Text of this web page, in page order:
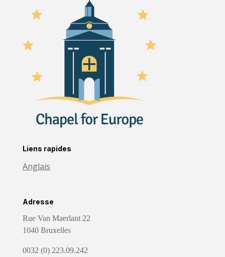
Liens rapides
Anglais
Adresse
Rue Van Maerlant 22
1040 Bruxelles
0032 (0) 223.09.242